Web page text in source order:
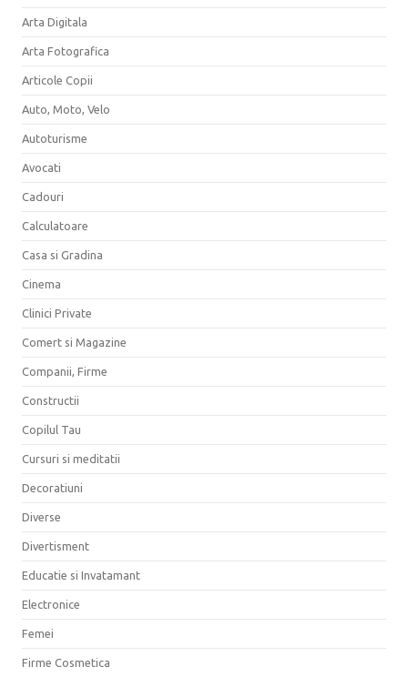
Arta Digitala
Arta Fotografica
Articole Copii
Auto, Moto, Velo
Autoturisme
Avocati
Cadouri
Calculatoare
Casa si Gradina
Cinema
Clinici Private
Comert si Magazine
Companii, Firme
Constructii
Copilul Tau
Cursuri si meditatii
Decoratiuni
Diverse
Divertisment
Educatie si Invatamant
Electronice
Femei
Firme Cosmetica